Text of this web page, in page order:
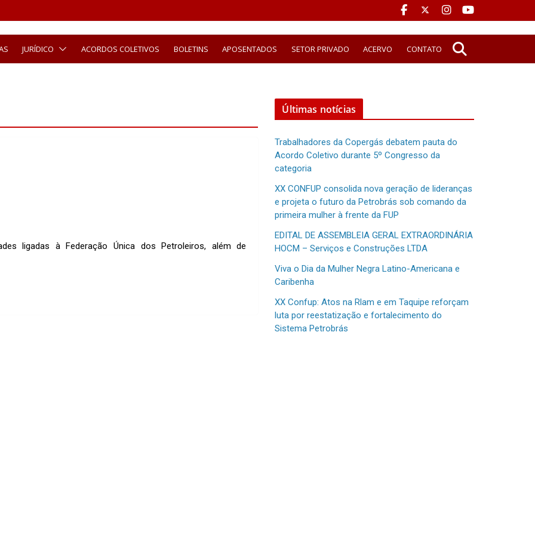
JURÍDICO ACORDOS COLETIVOS BOLETINS APOSENTADOS SETOR PRIVADO ACERVO CONTATO
ligadas à Federação Única dos Petroleiros, além de
Últimas notícias
Trabalhadores da Copergás debatem pauta do
Acordo Coletivo durante 5º Congresso da
categoria
XX CONFUP consolida nova geração de lideranças
e projeta o futuro da Petrobrás sob comando da
primeira mulher à frente da FUP
EDITAL DE ASSEMBLEIA GERAL EXTRAORDINÁRIA
HOCM – Serviços e Construções LTDA
Viva o Dia da Mulher Negra Latino-Americana e
Caribenha
XX Confup: Atos na Rlam e em Taquipe reforçam
luta por reestatização e fortalecimento do
Sistema Petrobrás